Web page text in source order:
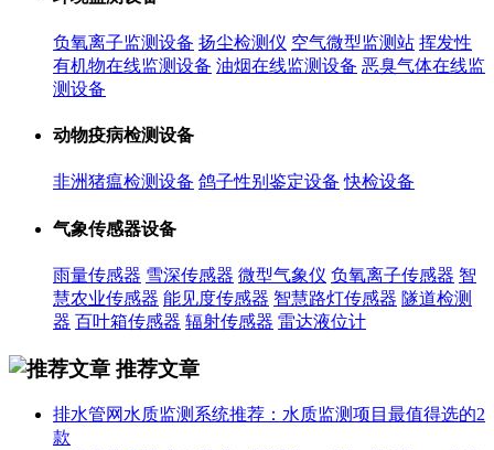
负氧离子监测设备 扬尘检测仪 空气微型监测站 挥发性
有机物在线监测设备 油烟在线监测设备 恶臭气体在线监
测设备
动物疫病检测设备
非洲猪瘟检测设备 鸽子性别鉴定设备 快检设备
气象传感器设备
雨量传感器 雪深传感器 微型气象仪 负氧离子传感器 智
慧农业传感器 能见度传感器 智慧路灯传感器 隧道检测
器 百叶箱传感器 辐射传感器 雷达液位计
推荐文章
排水管网水质监测系统推荐：水质监测项目最值得选的2
款